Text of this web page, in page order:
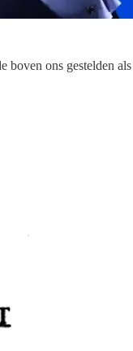
boven ons gestelden